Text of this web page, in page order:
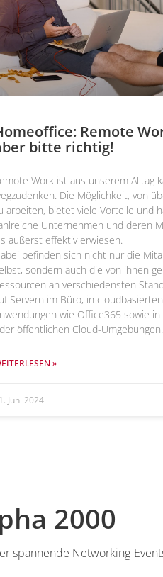
Remote
bitte richtig!
Work ist aus unserem Alltag
Die Möglichkeit, von
arbeiten, bietet viele Vorteile und
Unternehmen und deren
äußerst effektiv erwiesen.
befinden sich nicht nur die
sondern auch die von ihnen
an verschiedensten
Servern im Büro, in cloudbasierten
wie Office365 sowie in
öffentlichen Cloud-Umgebungen.
»
Juni 2024
2000
spannende Networking-